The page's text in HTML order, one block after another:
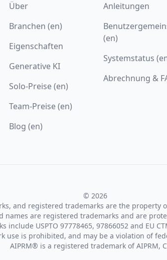
Über
Branchen (en)
Eigenschaften
Generative KI
Solo-Preise (en)
Team-Preise (en)
Blog (en)
Anleitungen
(en)
Systemstatus
Abrechnung &
© 2026
and registered trademarks are the property
names are registered trademarks and are
include USPTO 97778465, 97866052 and EU
use is prohibited, and may be a violation of
AIPRM® is a registered trademark of AIPRM,